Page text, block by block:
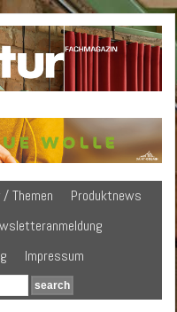
Themen
Produktnews
Impressum